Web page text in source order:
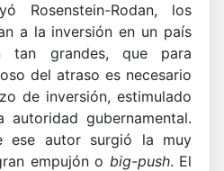
Rosenstein-Rodan, los
a la inversión en un país
tan grandes, que para
del atraso es necesario
de inversión, estimulado
gubernamental.
ese autor surgió la muy
empujón o big-push. El